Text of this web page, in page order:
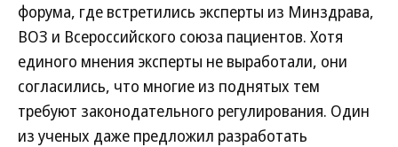
форума, где встретились эксперты из Минздрава,
ВОЗ и Всероссийского союза пациентов. Хотя
единого мнения эксперты не выработали, они
согласились, что многие из поднятых тем
требуют законодательного регулирования. Один
из ученых даже предложил разработать